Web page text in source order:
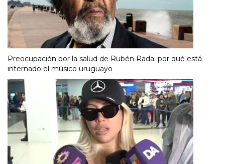
Preocupación por la salud de Rubén Rada: por qué está
internado el músico uruguayo